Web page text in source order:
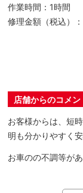
作業時間：1時間
修理金額（税込）
店舗からのコメン
お客様からは、短
明も分かりやすく
お車のの不調等が